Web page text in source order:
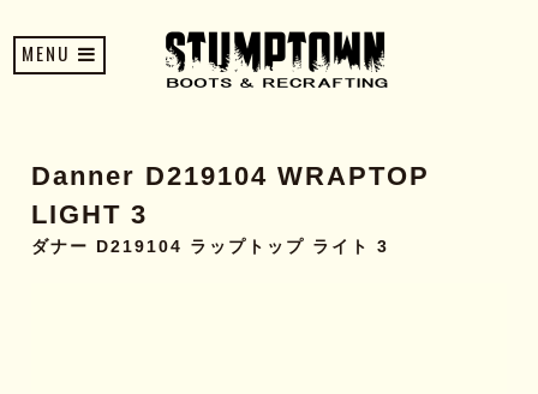
MENU
Danner D219104 WRAPTOP
LIGHT 3
ダナー D219104 ラップトップ ライト 3